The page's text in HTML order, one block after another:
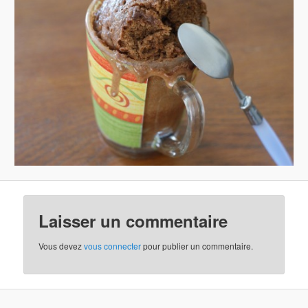
Laisser un commentaire
Vous devezvous connecterpour publier un commentaire.